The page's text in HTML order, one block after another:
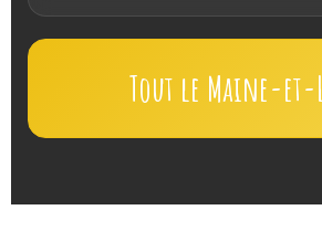
Tout le Maine-et-